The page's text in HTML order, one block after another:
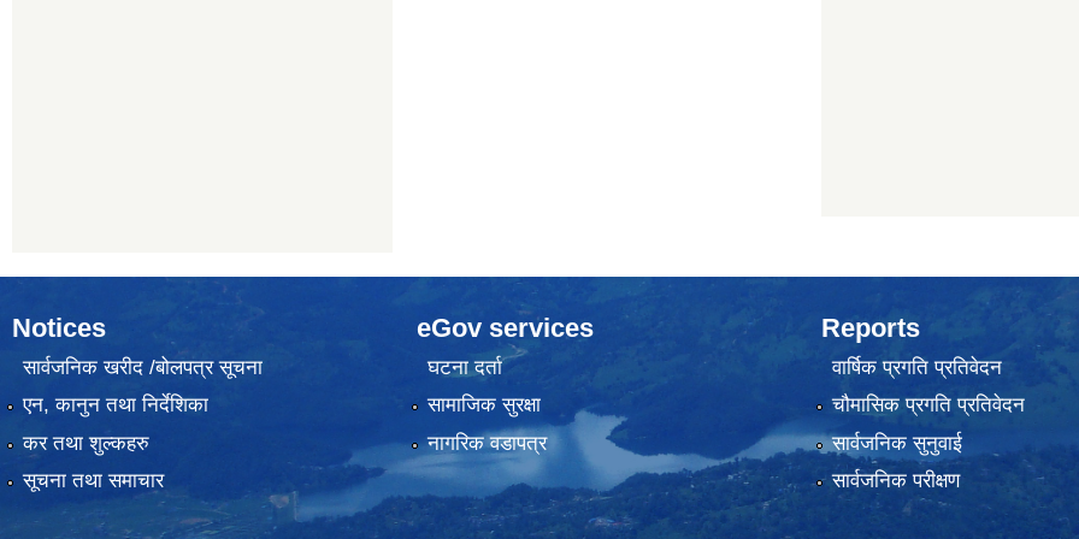
Notices
सार्वजनिक खरीद /बोलपत्र सूचना
एन, कानुन तथा निर्देशिका
कर तथा शुल्कहरु
सूचना तथा समाचार
eGov services
घटना दर्ता
सामाजिक सुरक्षा
नागरिक वडापत्र
Reports
वार्षिक प्रगति प्रतिवेदन
चौमासिक प्रगति प्रतिवेदन
सार्वजनिक सुनुवाई
सार्वजनिक परीक्षण